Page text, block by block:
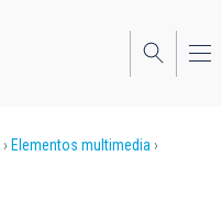
Elementos multimedia